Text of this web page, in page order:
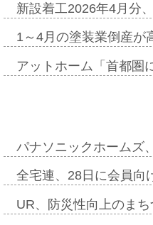
新設着工2026年4月分
1～4月の塗装業倒産
アットホーム「首都圏
パナソニックホームズ
全宅連、28日に会員
UR、防災性向上のま